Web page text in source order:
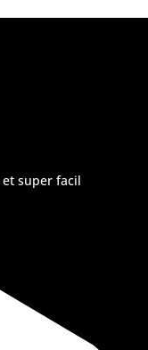
et super facil